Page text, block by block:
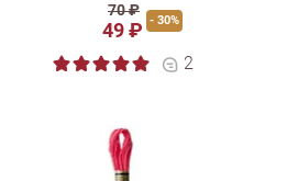
70 ₽
49 ₽ - 30%
2